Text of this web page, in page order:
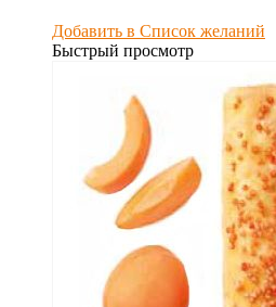
Добавить в Список желаний
Быстрый просмотр